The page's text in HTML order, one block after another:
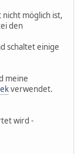
möglich ist,
den
schaltet einige
meine
verwendet.
wird -